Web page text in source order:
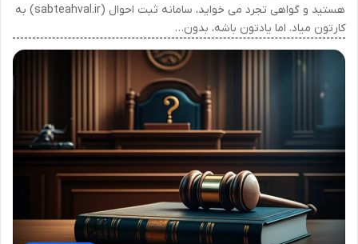
هستید و گواهی تجرد می خواید، سامانه ثبت احوال (sabteahval.ir) به
کارتون میاد. اما یادتون باشه، بدون…